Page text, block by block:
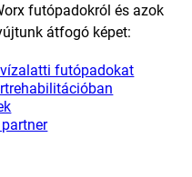
futópadokról és azok
átfogó képet:
futópadokat